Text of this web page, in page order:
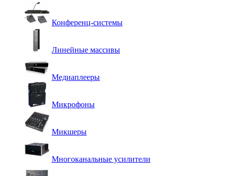
Конференц-системы
Линейные массивы
Медиаплееры
Микрофоны
Микшеры
Многоканальные усилители